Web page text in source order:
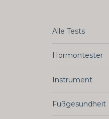
Alle Tests
Hormontester
Instrument
Fußgesundheit